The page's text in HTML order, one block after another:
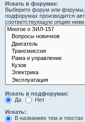
Искать в форумах:
Выберите форум или форумы,
подфорумах производится
соответствующую опцию ниже.
Искать в подфорумах:
Да
Нет
Искать:
В названиях тем и